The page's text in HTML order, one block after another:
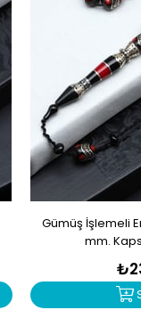
Gümüş İşlemeli
mm.